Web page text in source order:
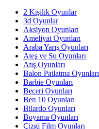
2 Kişilik Oyunlar
3d Oyunlar
Aksiyon Oyunları
Ameliyat Oyunları
Araba Yarış Oyunları
Ateş ve Su Oyunları
Atış Oyunları
Balon Patlatma Oyunları
Barbie Oyunları
Beceri Oyunları
Ben 10 Oyunları
Bilardo Oyunları
Boyama Oyunları
Çizgi Film Oyunları